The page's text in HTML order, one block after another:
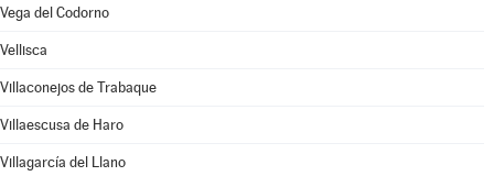
Vega del Codorno
Vellisca
Villaconejos de Trabaque
Villaescusa de Haro
Villagarcía del Llano